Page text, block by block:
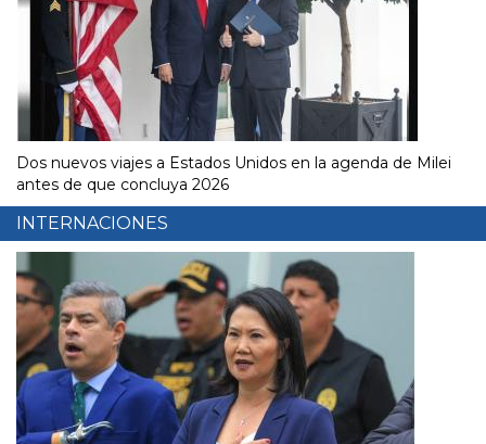
Dos nuevos viajes a Estados Unidos en la agenda de Milei
antes de que concluya 2026
INTERNACIONES